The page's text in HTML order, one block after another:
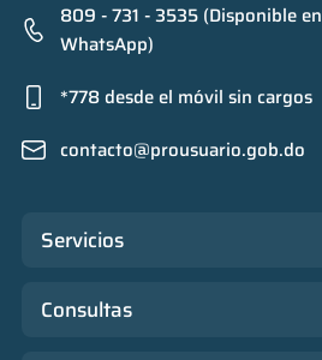
809 - 731 - 3535 (Disponible en
WhatsApp)
*778 desde el móvil sin cargos
contacto@prousuario.gob.do
Servicios
Consultas